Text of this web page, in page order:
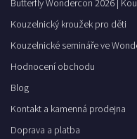
Butterfly Wondercon 2026 |
Kouzelnický kroužek pro děti
Kouzelnické semináře ve
Hodnocení obchodu
Blog
Kontakt a kamenná prodejna
Doprava a platba